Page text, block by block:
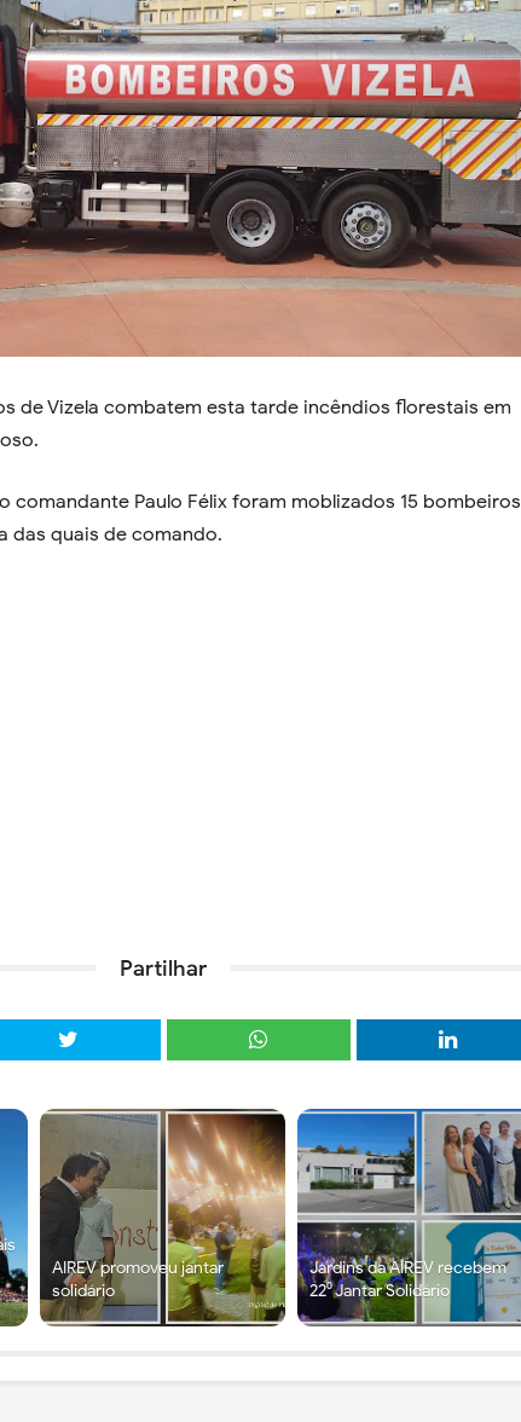
de Vizela combatem esta tarde incêndios florestais em
comandante Paulo Félix foram moblizados 15 bombeiros
das quais de comando.
Partilhar
AIREV promoveu jantar
solidário
Jardins da AIREV recebem
22⁰ Jantar Solidário